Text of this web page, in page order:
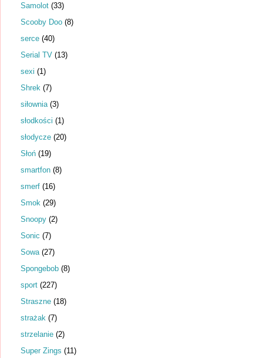
Samolot (33)
Scooby Doo (8)
serce (40)
Serial TV (13)
sexi (1)
Shrek (7)
siłownia (3)
słodkości (1)
słodycze (20)
Słoń (19)
smartfon (8)
smerf (16)
Smok (29)
Snoopy (2)
Sonic (7)
Sowa (27)
Spongebob (8)
sport (227)
Straszne (18)
strażak (7)
strzelanie (2)
Super Zings (11)